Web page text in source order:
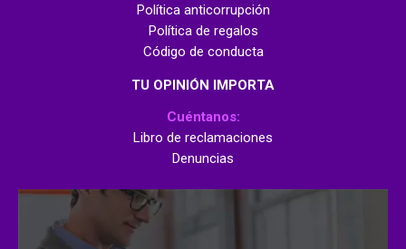
Política anticorrupción
Política de regalos
Código de conducta
TU OPINIÓN IMPORTA
Cuéntanos:
Libro de reclamaciones
Denuncias